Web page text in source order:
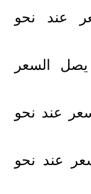
عند نحو
السعر
عند نحو
عند نحو